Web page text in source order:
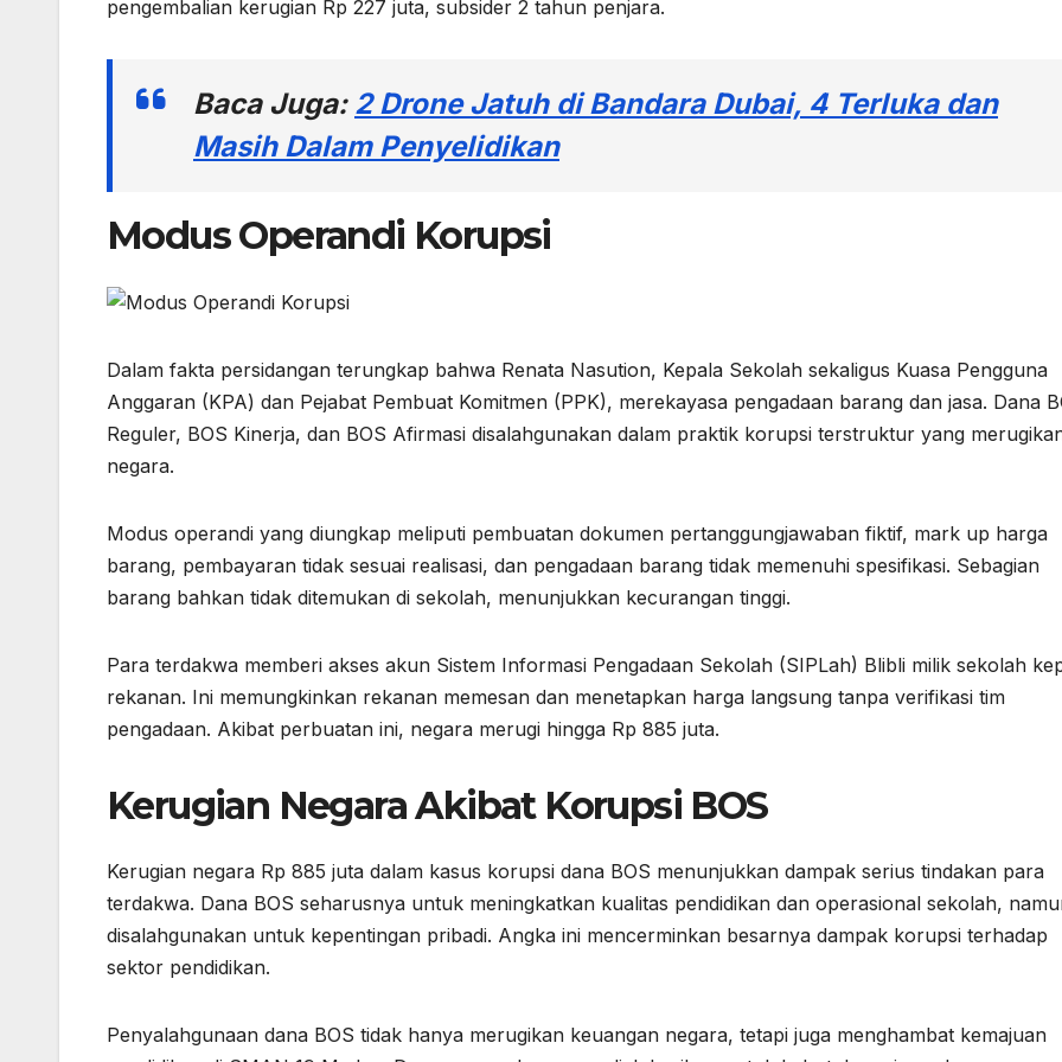
pengembalian kerugian Rp 227 juta, subsider 2 tahun penjara.
Baca Juga: 2 Drone Jatuh di Bandara Dubai, 4 Terluka dan
Masih Dalam Penyelidikan
Modus Operandi Korupsi
Dalam fakta persidangan terungkap bahwa Renata Nasution, Kepala Sekolah sekaligus Kuasa Pengguna
Anggaran (KPA) dan Pejabat Pembuat Komitmen (PPK), merekayasa pengadaan barang dan jasa. Dana
Reguler, BOS Kinerja, dan BOS Afirmasi disalahgunakan dalam praktik korupsi terstruktur yang
negara.
Modus operandi yang diungkap meliputi pembuatan dokumen pertanggungjawaban fiktif, mark up harga
barang, pembayaran tidak sesuai realisasi, dan pengadaan barang tidak memenuhi spesifikasi. Sebagian
barang bahkan tidak ditemukan di sekolah, menunjukkan kecurangan tinggi.
Para terdakwa memberi akses akun Sistem Informasi Pengadaan Sekolah (SIPLah) Blibli milik sekolah
rekanan. Ini memungkinkan rekanan memesan dan menetapkan harga langsung tanpa verifikasi tim
pengadaan. Akibat perbuatan ini, negara merugi hingga Rp 885 juta.
Kerugian Negara Akibat Korupsi BOS
Kerugian negara Rp 885 juta dalam kasus korupsi dana BOS menunjukkan dampak serius tindakan para
terdakwa. Dana BOS seharusnya untuk meningkatkan kualitas pendidikan dan operasional sekolah,
disalahgunakan untuk kepentingan pribadi. Angka ini mencerminkan besarnya dampak korupsi terhadap
sektor pendidikan.
Penyalahgunaan dana BOS tidak hanya merugikan keuangan negara, tetapi juga menghambat kemajuan